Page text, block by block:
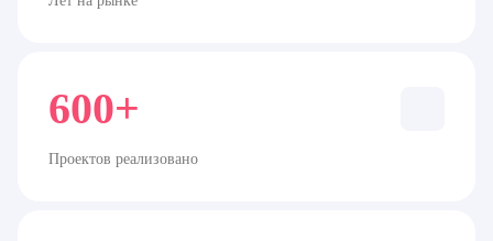
600+
Проектов реализовано